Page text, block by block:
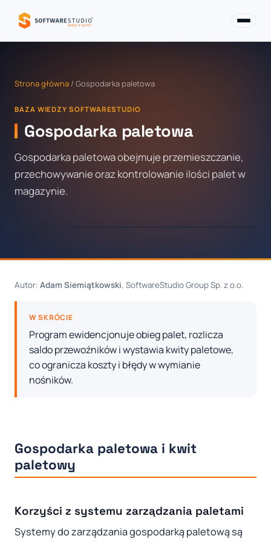
Strona główna / Gospodarka paletowa
BAZA WIEDZY SOFTWARESTUDIO
Gospodarka paletowa
Gospodarka paletowa obejmuje przemieszczanie,
przechowywanie oraz kontrolowanie ilości palet w
magazynie.
Autor: Adam Siemiątkowski, SoftwareStudio Group Sp. z o.o.
W SKRÓCIE
Program ewidencjonuje obieg palet, rozlicza
saldo przewoźników i wystawia kwity paletowe,
co ogranicza koszty i błędy w wymianie
nośników.
Gospodarka paletowa i kwit
paletowy
Korzyści z systemu zarządzania paletami
Systemy do zarządzania gospodarką paletową są